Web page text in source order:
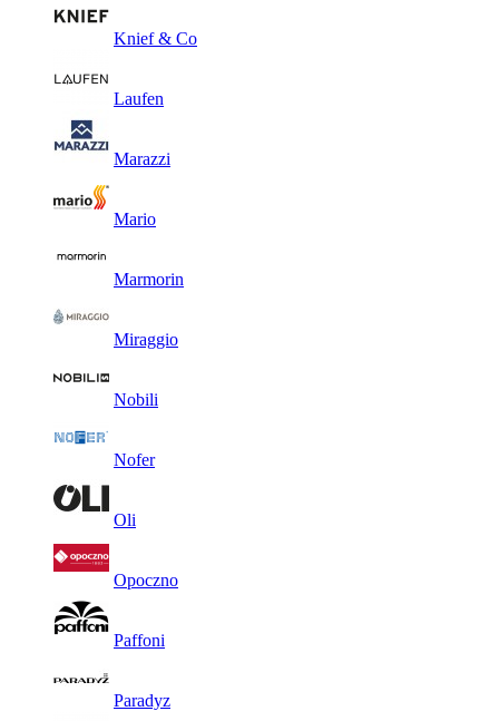
Knief & Co
Laufen
Marazzi
Mario
Marmorin
Miraggio
Nobili
Nofer
Oli
Opoczno
Paffoni
Paradyz